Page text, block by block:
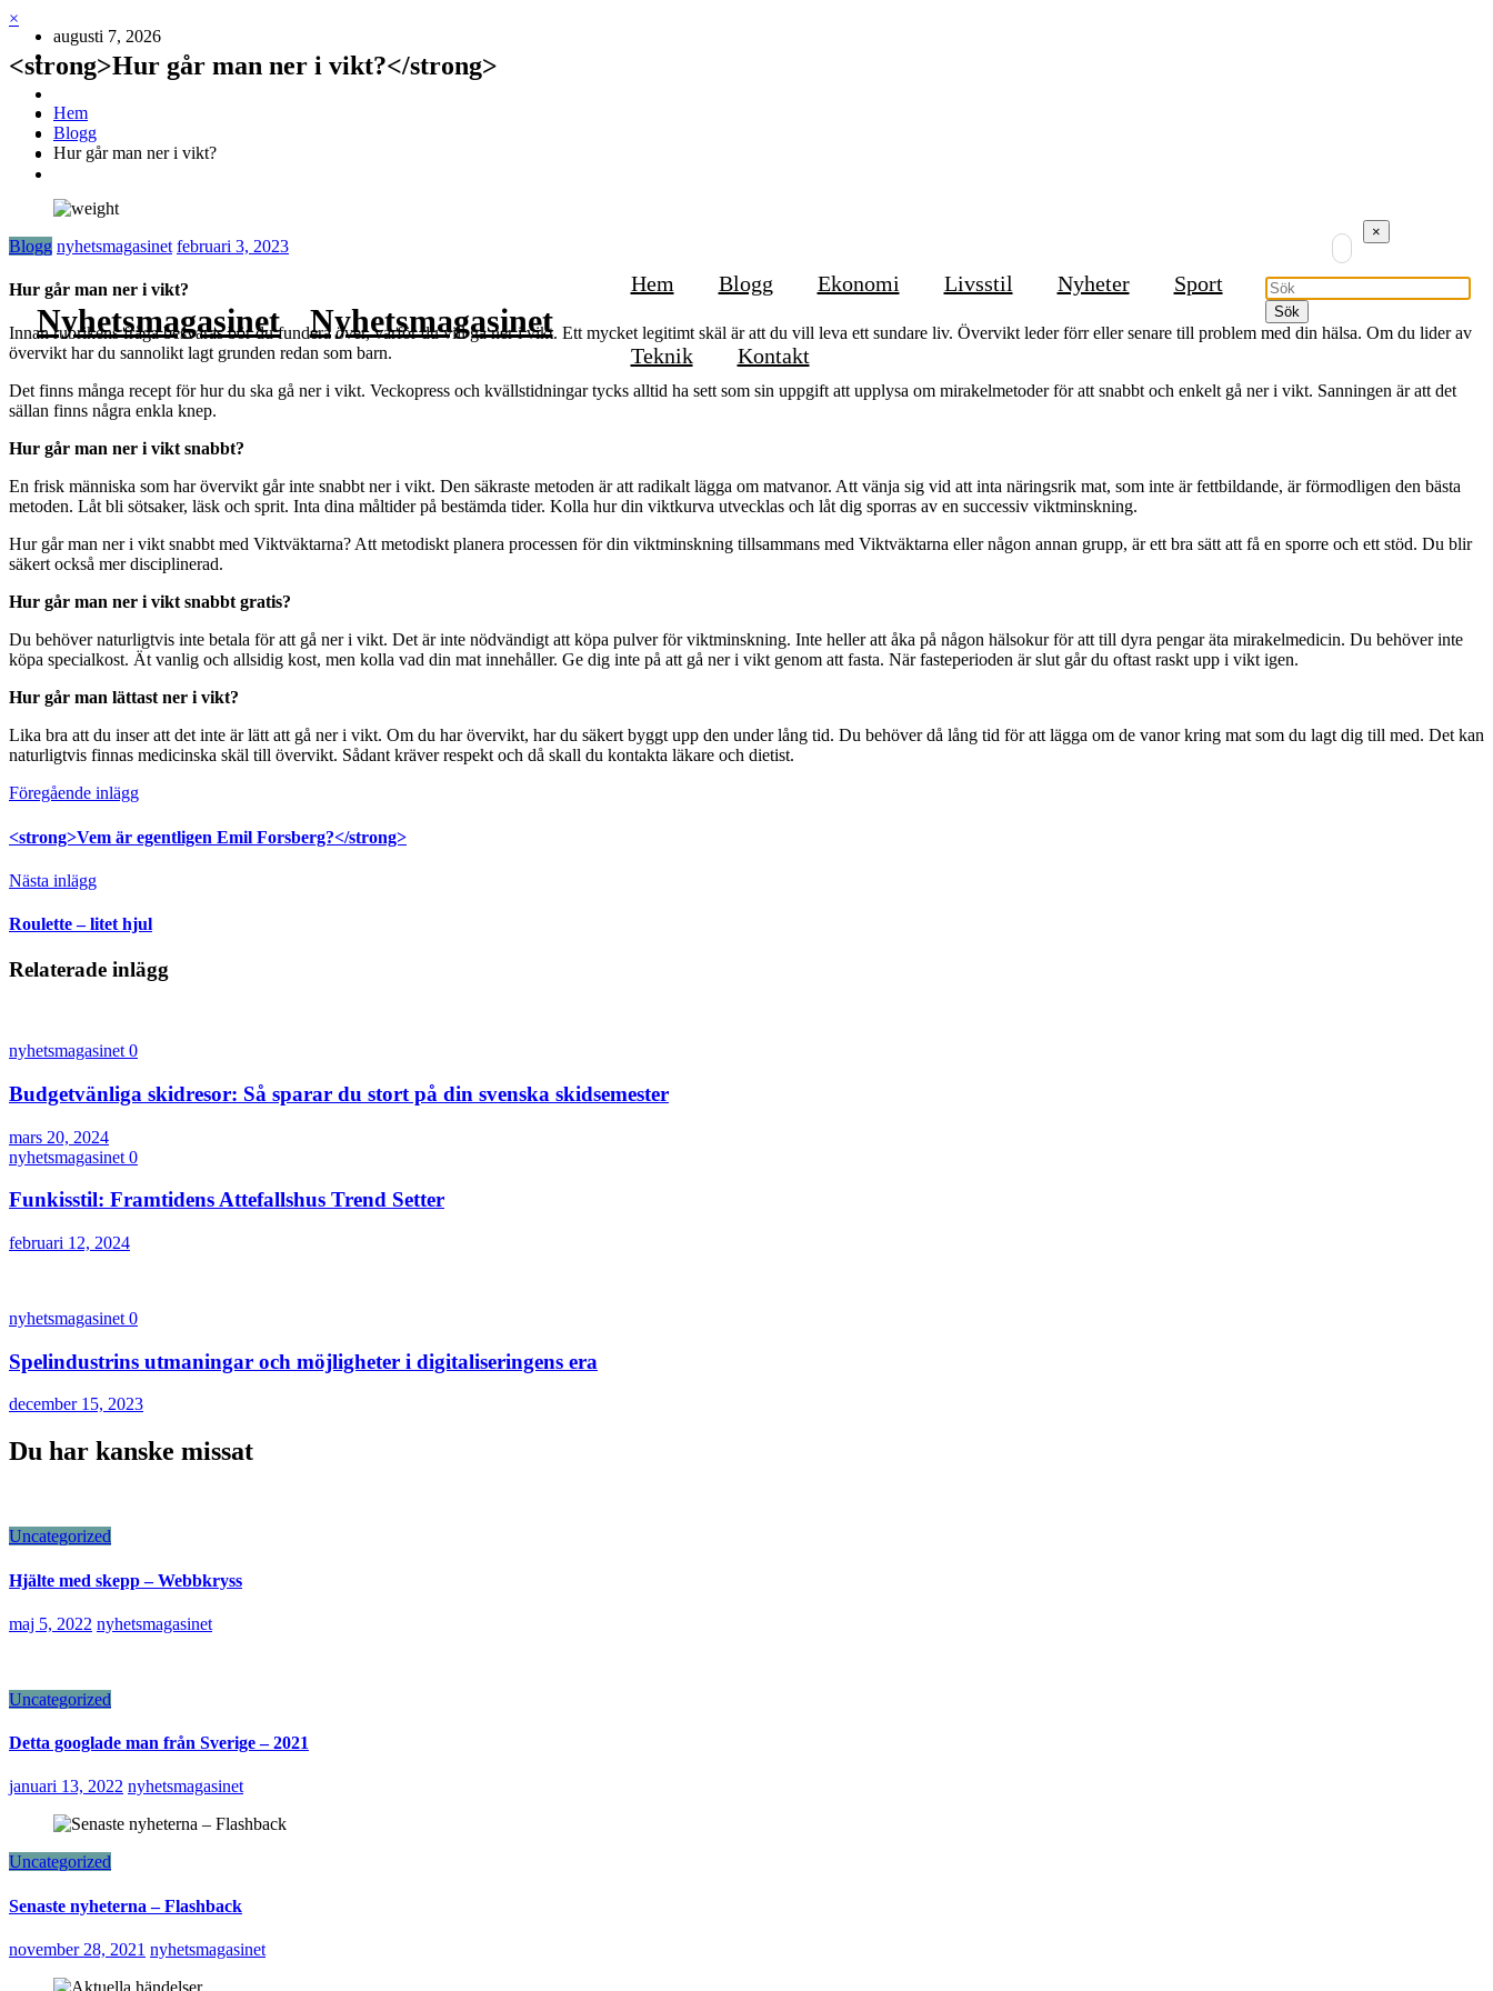
Hoppa
innehåll
augusti 7, 2026
Nyhetsmagasinet Nyhetsmagasinet
Hem Blogg Ekonomi Livsstil Nyheter Sport
Teknik Kontakt
×
×
<strong>Hur går man ner i vikt?</strong>
Hem
Blogg
Hur går man ner i vikt?
Blogg nyhetsmagasinet februari 3, 2023
Hur går man ner i vikt?
Innan rubrikens fråga besvaras bör du fundera över, varför du vill gå ner i vikt. Ett mycket legitimt skäl är att du vill leva ett sundare liv. Övervikt leder förr eller senare till problem med din hälsa. Om du lider av
övervikt har du sannolikt lagt grunden redan som barn.
Det finns många recept för hur du ska gå ner i vikt. Veckopress och kvällstidningar tycks alltid ha sett som sin uppgift att upplysa om mirakelmetoder för att snabbt och enkelt gå ner i vikt. Sanningen är att det
sällan finns några enkla knep.
Hur går man ner i vikt snabbt?
En frisk människa som har övervikt går inte snabbt ner i vikt. Den säkraste metoden är att radikalt lägga om matvanor. Att vänja sig vid att inta näringsrik mat, som inte är fettbildande, är förmodligen den bästa
metoden. Låt bli sötsaker, läsk och sprit. Inta dina måltider på bestämda tider. Kolla hur din viktkurva utvecklas och låt dig sporras av en successiv viktminskning.
Hur går man ner i vikt snabbt med Viktväktarna? Att metodiskt planera processen för din viktminskning tillsammans med Viktväktarna eller någon annan grupp, är ett bra sätt att få en sporre och ett stöd. Du blir
säkert också mer disciplinerad.
Hur går man ner i vikt snabbt gratis?
Du behöver naturligtvis inte betala för att gå ner i vikt. Det är inte nödvändigt att köpa pulver för viktminskning. Inte heller att åka på någon hälsokur för att till dyra pengar äta mirakelmedicin. Du behöver inte
köpa specialkost. Ät vanlig och allsidig kost, men kolla vad din mat innehåller. Ge dig inte på att gå ner i vikt genom att fasta. När fasteperioden är slut går du oftast raskt upp i vikt igen.
Hur går man lättast ner i vikt?
Lika bra att du inser att det inte är lätt att gå ner i vikt. Om du har övervikt, har du säkert byggt upp den under lång tid. Du behöver då lång tid för att lägga om de vanor kring mat som du lagt dig till med. Det kan
naturligtvis finnas medicinska skäl till övervikt. Sådant kräver respekt och då skall du kontakta läkare och dietist.
Föregående inlägg
<strong>Vem är egentligen Emil Forsberg?</strong>
Nästa inlägg
Roulette – litet hjul
Relaterade inlägg
nyhetsmagasinet 0
Budgetvänliga skidresor: Så sparar du stort på din svenska skidsemester
mars 20, 2024
nyhetsmagasinet 0
Funkisstil: Framtidens Attefallshus Trend Setter
februari 12, 2024
nyhetsmagasinet 0
Spelindustrins utmaningar och möjligheter i digitaliseringens era
december 15, 2023
Du har kanske missat
Uncategorized
Hjälte med skepp – Webbkryss
maj 5, 2022 nyhetsmagasinet
Uncategorized
Detta googlade man från Sverige – 2021
januari 13, 2022 nyhetsmagasinet
Uncategorized
Senaste nyheterna – Flashback
november 28, 2021 nyhetsmagasinet